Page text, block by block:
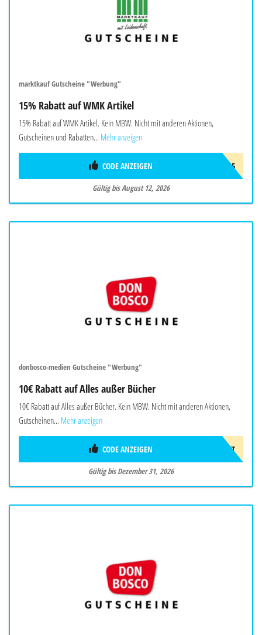
marktkauf Gutscheine "Werbung"
15% Rabatt auf WMK Artikel
15% Rabatt auf WMK Artikel. Kein MBW. Nicht mit anderen Aktionen,
Gutscheinen und Rabatten... Mehr anzeigen
W-WMK-15
CODE ANZEIGEN
Gültig bis August 12, 2026
donbosco-medien Gutscheine "Werbung"
10€ Rabatt auf Alles außer Bücher
10€ Rabatt auf Alles außer Bücher. Kein MBW. Nicht mit anderen Aktionen,
Gutscheinen... Mehr anzeigen
10EUROGESCHENKT
CODE ANZEIGEN
Gültig bis Dezember 31, 2026